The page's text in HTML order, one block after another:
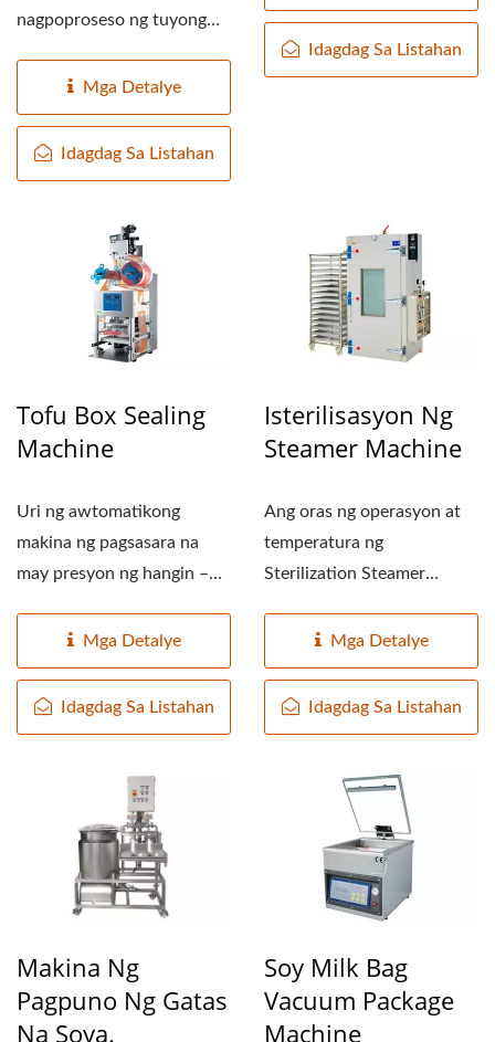
nagpoproseso ng tuyong
makabagong...Mga Detalye
Idagdag Sa Listahan
Idagdag Sa Listahan
Tofu Box Sealing
Machine
Uri ng awtomatikong
makina ng pagsasara na
may presyon ng hangin –
pagsasara...Mga Detalye
Idagdag Sa Listahan
Isterilisasyon Ng
Steamer Machine
Ang oras ng operasyon at
temperatura ng
Sterilization Steamer
Mga Detalye
Idagdag Sa Listahan
Makina Ng
Pagpuno Ng Gatas
Na Soya.
Soy Milk Bag
Vacuum Package
Machine